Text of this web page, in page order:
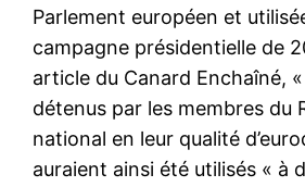
Parlement européen et
campagne présidentielle de
article du Canard Enchaîné,
détenus par les membres du
national en leur qualité
auraient ainsi été utilisés « à